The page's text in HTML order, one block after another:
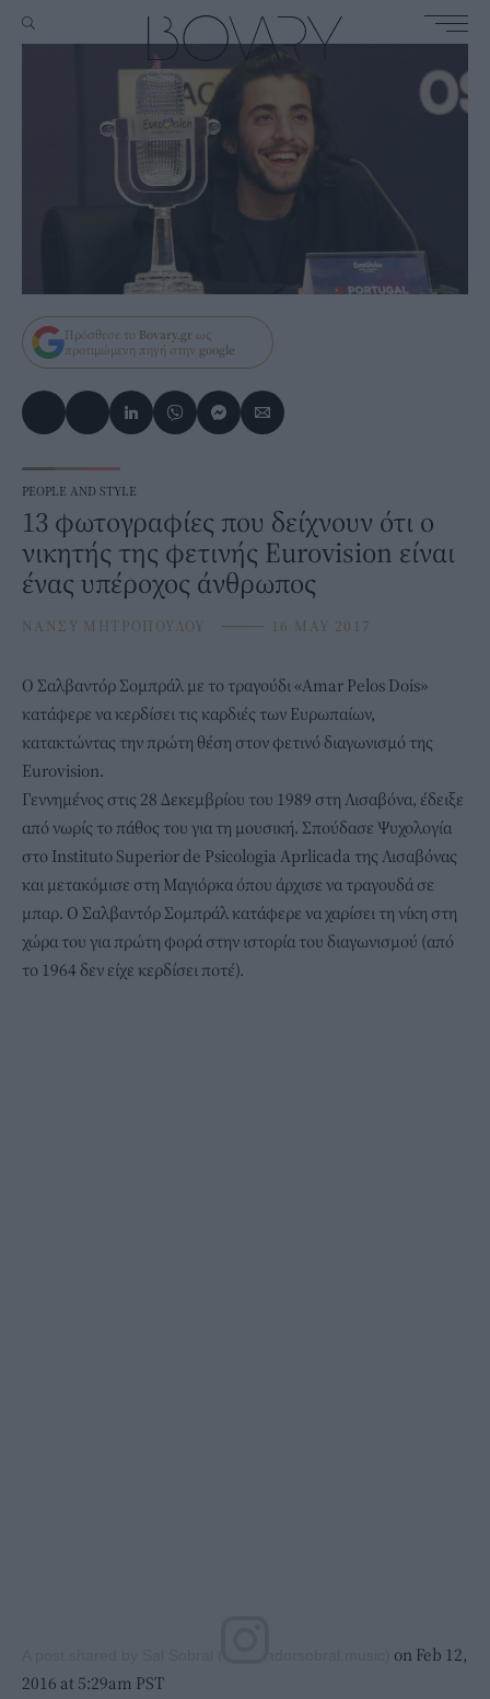
Πρόσθεσε το Bovary.gr ως
προτιμώμενη πηγή στην google
PEOPLE AND STYLE
13 φωτογραφίες που δείχνουν ότι ο
νικητής της φετινής Eurovision είναι
ένας υπέροχος άνθρωπος
ΝΑΝΣΥ ΜΗΤΡΟΠΟΥΛΟΥ ⸻ 16 MAY 2017
Ο Σαλβαντόρ Σομπράλ με το τραγούδι «Αmar Pelos Dois»
κατάφερε να κερδίσει τις καρδιές των Ευρωπαίων,
κατακτώντας την πρώτη θέση στον φετινό διαγωνισμό της
Eurovision.
Γεννημένος στις 28 Δεκεμβρίου του 1989 στη Λισαβόνα, έδειξε
από νωρίς το πάθος του για τη μουσική. Σπούδασε Ψυχολογία
στο Instituto Superior de Psicologia Aprlicada της Λισαβόνας
και μετακόμισε στη Μαγιόρκα όπου άρχισε να τραγουδά σε
μπαρ. Ο Σαλβαντόρ Σομπράλ κατάφερε να χαρίσει τη νίκη στη
χώρα του για πρώτη φορά στην ιστορία του διαγωνισμού (από
το 1964 δεν είχε κερδίσει ποτέ).
on Feb 12,
2016 at 5:29am PST